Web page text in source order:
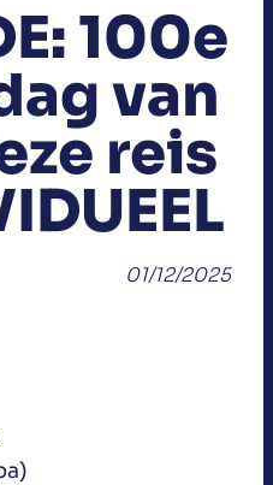
100e
van
reis
01/12/2025